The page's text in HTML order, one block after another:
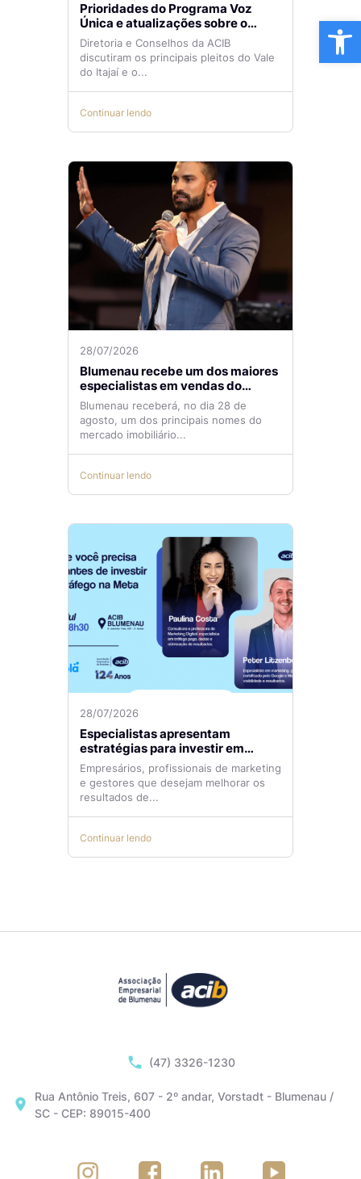
Prioridades do Programa Voz
Única e atualizações sobre o
Aeroporto de Navegantes são
temas de reunião na ACIB
Diretoria e Conselhos da ACIB
discutiram os principais pleitos do Vale
do Itajaí e o...
Continuar lendo
28/07/2026
Blumenau recebe um dos maiores
especialistas em vendas do
mercado imobiliário
Blumenau receberá, no dia 28 de
agosto, um dos principais nomes do
mercado imobiliário...
Continuar lendo
28/07/2026
Especialistas apresentam
estratégias para investir em
tráfego pago com mais eficiência
Empresários, profissionais de marketing
e gestores que desejam melhorar os
resultados de...
Continuar lendo
(47) 3326-1230
Rua Antônio Treis, 607 - 2º andar, Vorstadt - Blumenau /
SC - CEP: 89015-400